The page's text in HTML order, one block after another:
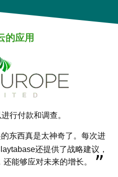
的应用
行付款和调查。
东西真是太神奇了。每次进
还提供了战略建议，
能够应对未来的增长。